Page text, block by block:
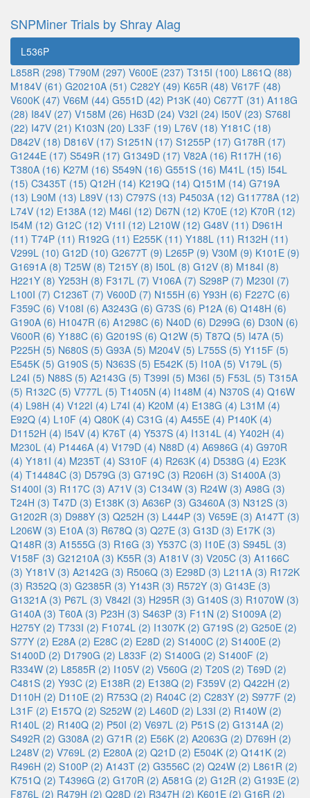
SNPMiner Trials by Shray Alag
L536P
L858R (298) T790M (297) V600E (237) T315I (100) L861Q (88)
M184V (61) G20210A (51) C282Y (49) K65R (48) V617F (48)
V600K (47) V66M (44) G551D (42) P13K (40) C677T (31) A118G
(28) I84V (27) V158M (26) H63D (24) V32I (24) I50V (23) S768I
(22) I47V (21) K103N (20) L33F (19) L76V (18) Y181C (18)
D842V (18) D816V (17) S1251N (17) S1255P (17) G178R (17)
G1244E (17) S549R (17) G1349D (17) V82A (16) R117H (16)
T380A (16) K27M (16) S549N (16) G551S (16) M41L (15) I54L
(15) C3435T (15) Q12H (14) K219Q (14) Q151M (14) G719A
(13) L90M (13) L89V (13) C797S (13) P4503A (12) G11778A (12)
L74V (12) E138A (12) M46I (12) D67N (12) K70E (12) K70R (12)
I54M (12) G12C (12) V11I (12) L210W (12) G48V (11) D961H
(11) T74P (11) R192G (11) E255K (11) Y188L (11) R132H (11)
V299L (10) G12D (10) G2677T (9) L265P (9) V30M (9) K101E (9)
G1691A (8) T25W (8) T215Y (8) I50L (8) G12V (8) M184I (8)
H221Y (8) Y253H (8) F317L (7) V106A (7) S298P (7) M230I (7)
L100I (7) C1236T (7) V600D (7) N155H (6) Y93H (6) F227C (6)
F359C (6) V108I (6) A3243G (6) G73S (6) P12A (6) Q148H (6)
G190A (6) H1047R (6) A1298C (6) N40D (6) D299G (6) D30N (6)
V600R (6) Y188C (6) G2019S (6) Q12W (5) T87Q (5) I47A (5)
P225H (5) N680S (5) G93A (5) M204V (5) L755S (5) Y115F (5)
E545K (5) G190S (5) N363S (5) E542K (5) I10A (5) V179L (5)
L24I (5) N88S (5) A2143G (5) T399I (5) M36I (5) F53L (5) T315A
(5) R132C (5) V777L (5) T1405N (4) I148M (4) N370S (4) Q16W
(4) L98H (4) V122I (4) L74I (4) K20M (4) E138G (4) L31M (4)
E92Q (4) L10F (4) Q80K (4) C31G (4) A455E (4) P140K (4)
D1152H (4) I54V (4) K76T (4) Y537S (4) I1314L (4) Y402H (4)
M230L (4) P1446A (4) V179D (4) N88D (4) A6986G (4) G970R
(4) Y181I (4) M235T (4) S310F (4) R263K (4) D538G (4) E23K
(4) T14484C (3) D579G (3) G719C (3) R206H (3) S1400A (3)
S1400I (3) R117C (3) A71V (3) C134W (3) R24W (3) A98G (3)
T24H (3) T47D (3) E138K (3) A636P (3) G3460A (3) N312S (3)
G1202R (3) D988Y (3) Q252H (3) L444P (3) V659E (3) A147T (3)
L206W (3) E10A (3) R678Q (3) Q27E (3) G13D (3) E17K (3)
Q148R (3) A1555G (3) R16G (3) Y537C (3) I10E (3) S945L (3)
V158F (3) G21210A (3) K55R (3) A181V (3) V205C (3) A1166C
(3) Y181V (3) A2142G (3) R506Q (3) E298D (3) L211A (3) R172K
(3) R352Q (3) G2385R (3) Y143R (3) R572Y (3) G143E (3)
G1321A (3) P67L (3) V842I (3) H295R (3) G140S (3) R1070W (3)
G140A (3) T60A (3) P23H (3) S463P (3) F11N (2) S1009A (2)
H275Y (2) T733I (2) F1074L (2) I1307K (2) G719S (2) G250E (2)
S77Y (2) E28A (2) E28C (2) E28D (2) S1400C (2) S1400E (2)
S1400D (2) D1790G (2) L833F (2) S1400G (2) S1400F (2)
R334W (2) L8585R (2) I105V (2) V560G (2) T20S (2) T69D (2)
C481S (2) Y93C (2) E138R (2) E138Q (2) F359V (2) Q422H (2)
D110H (2) D110E (2) R753Q (2) R404C (2) C283Y (2) S977F (2)
L31F (2) E157Q (2) S252W (2) L460D (2) L33I (2) R140W (2)
R140L (2) R140Q (2) P50I (2) V697L (2) P51S (2) G1314A (2)
S492R (2) G308A (2) G71R (2) E56K (2) A2063G (2) D769H (2)
L248V (2) V769L (2) E280A (2) Q21D (2) E504K (2) Q141K (2)
R496H (2) S100P (2) A143T (2) G3556C (2) Q24W (2) L861R (2)
K751Q (2) T4396G (2) G170R (2) A581G (2) G12R (2) G193E (2)
F876L (2) R479H (2) Q28D (2) R347H (2) K601E (2) G16R (2)